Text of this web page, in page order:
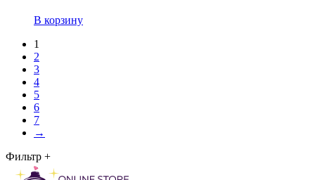
В корзину
1
2
3
4
5
6
7
→
Фильтр +